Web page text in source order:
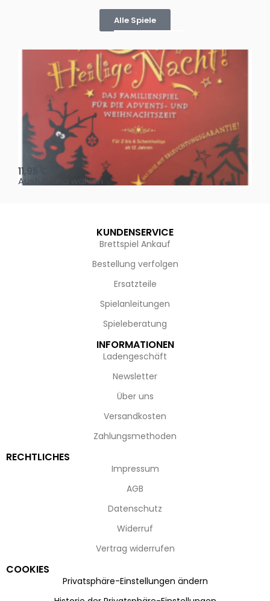
Alle Spiele
Oh, heilige Nacht!
11,95
Ausführung wählen
KUNDENSERVICE
Brettspiel Ankauf
Bestellung verfolgen
Ersatzteile
Spielanleitungen
Spieleberatung
INFORMATIONEN
Ladengeschäft
Newsletter
Über uns
Versandkosten
Zahlungsmethoden
RECHTLICHES
Impressum
AGB
Datenschutz
Widerruf
Vertrag widerrufen
COOKIES
Privatsphäre-Einstellungen ändern